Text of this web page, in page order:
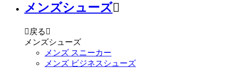
メンズシューズ
 戻る 
メンズシューズ
メンズ スニーカー
メンズ ビジネスシューズ